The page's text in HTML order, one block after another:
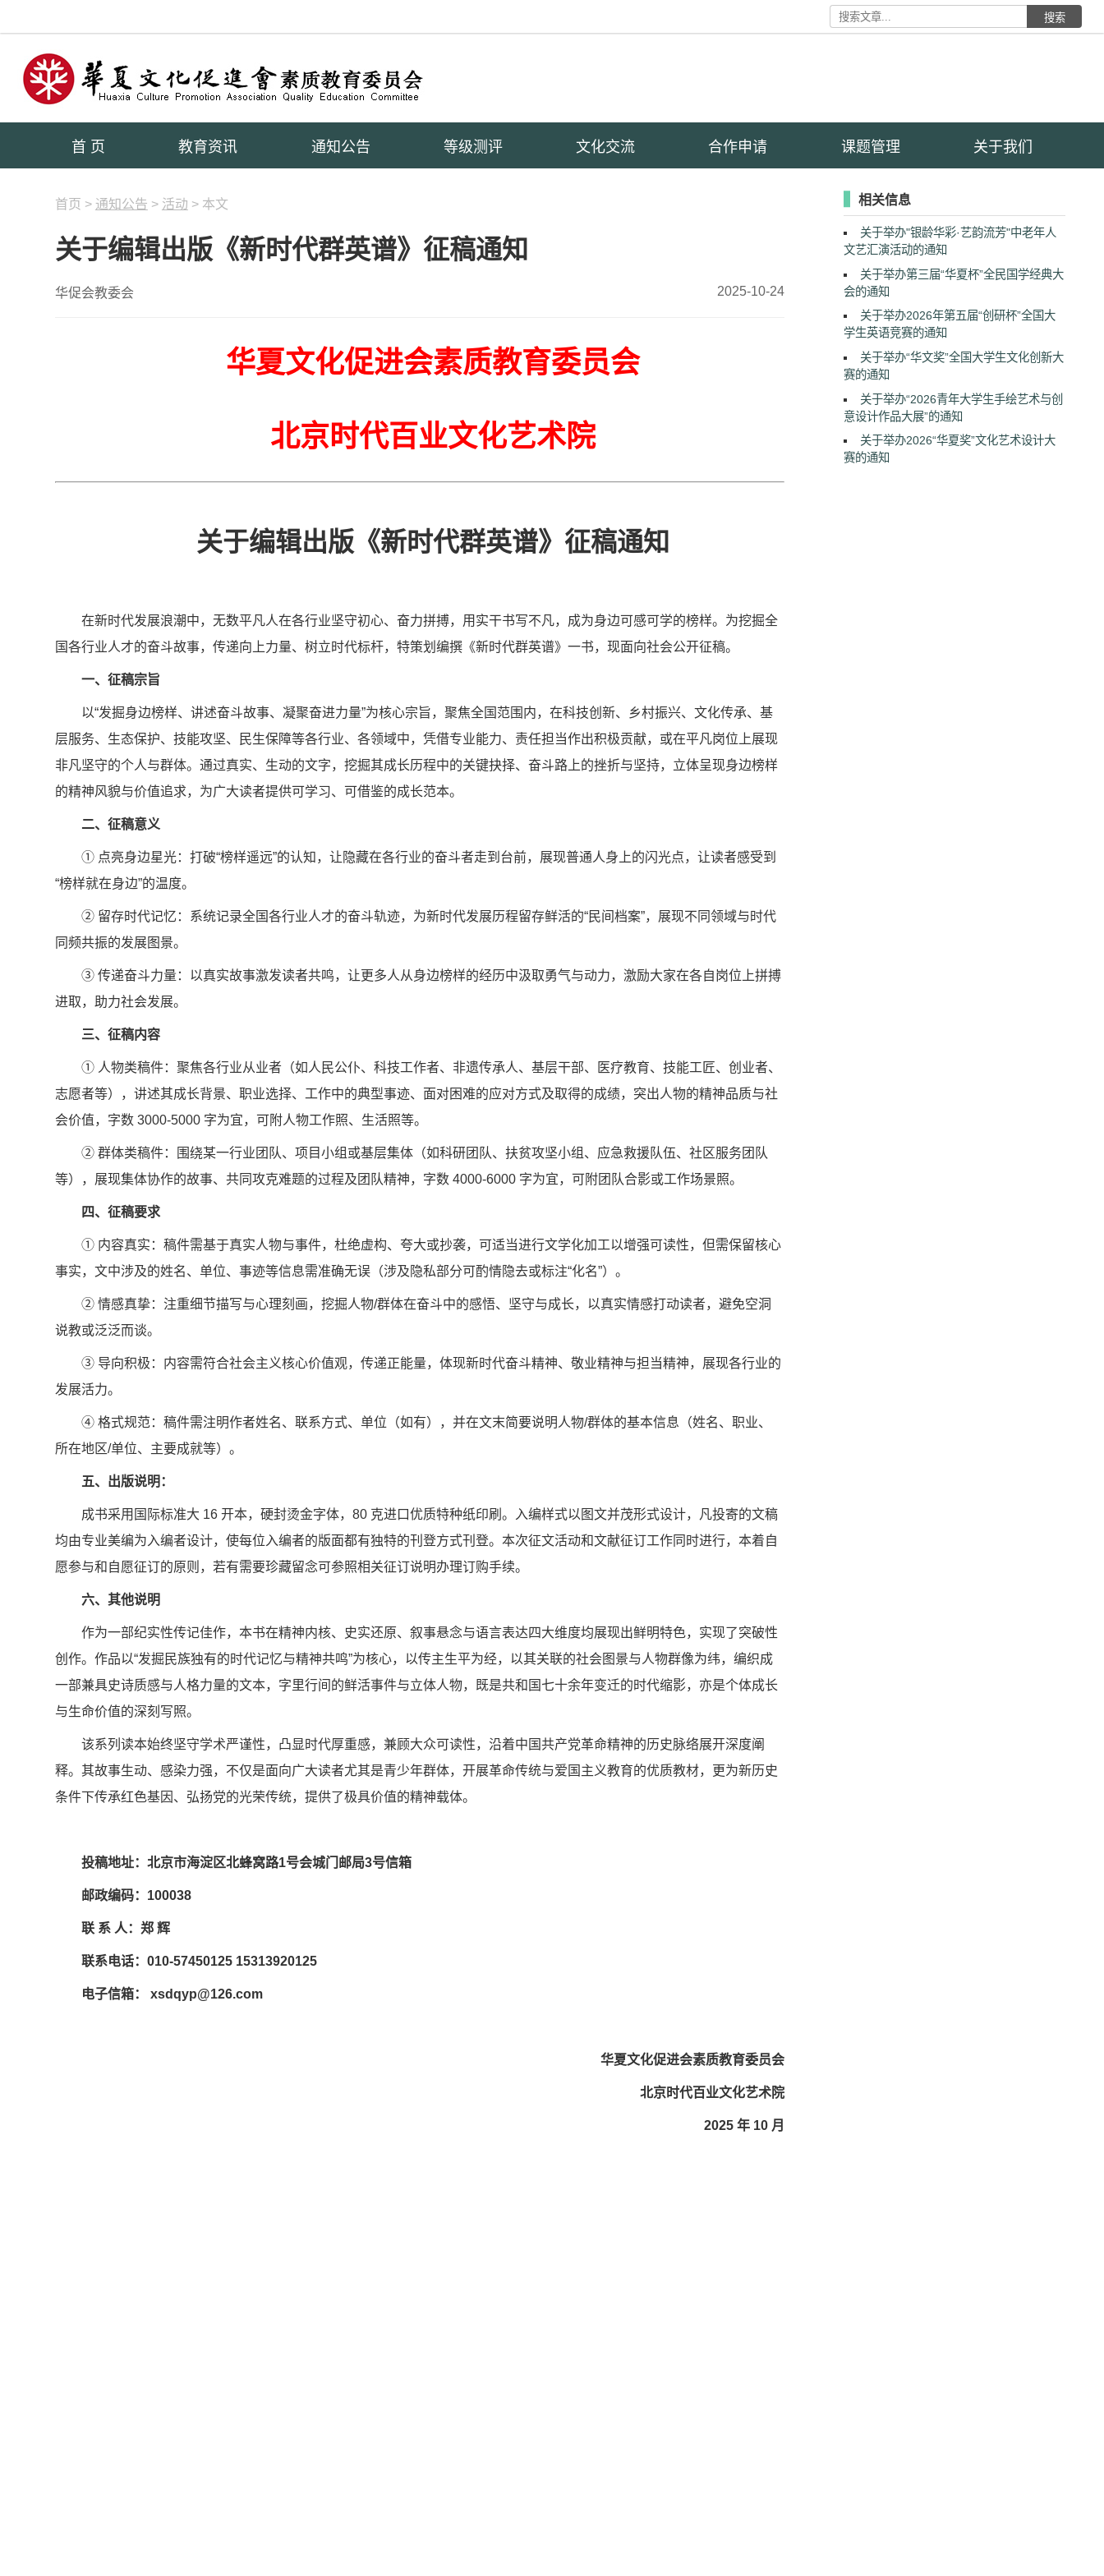
搜索
首 页 教育资讯 通知公告 等级测评 文化交流 合作申请 课题管理 关于我们
首页 > 通知公告 > 活动 > 本文
关于编辑出版《新时代群英谱》征稿通知
华促会教委会 2025-10-24
华夏文化促进会素质教育委员会
北京时代百业文化艺术院
关于编辑出版《新时代群英谱》征稿通知
在新时代发展浪潮中，无数平凡人在各行业坚守初心、奋力拼搏，用实干书写不凡，成为身边可感可学的榜样。为挖掘全
国各行业人才的奋斗故事，传递向上力量、树立时代标杆，特策划编撰《新时代群英谱》一书，现面向社会公开征稿。
一、征稿宗旨
以“发掘身边榜样、讲述奋斗故事、凝聚奋进力量”为核心宗旨，聚焦全国范围内，在科技创新、乡村振兴、文化传承、基
层服务、生态保护、技能攻坚、民生保障等各行业、各领域中，凭借专业能力、责任担当作出积极贡献，或在平凡岗位上展现
非凡坚守的个人与群体。通过真实、生动的文字，挖掘其成长历程中的关键抉择、奋斗路上的挫折与坚持，立体呈现身边榜样
的精神风貌与价值追求，为广大读者提供可学习、可借鉴的成长范本。
二、征稿意义
① 点亮身边星光：打破“榜样遥远”的认知，让隐藏在各行业的奋斗者走到台前，展现普通人身上的闪光点，让读者感受到
“榜样就在身边”的温度。
② 留存时代记忆：系统记录全国各行业人才的奋斗轨迹，为新时代发展历程留存鲜活的“民间档案”，展现不同领域与时代
同频共振的发展图景。
③ 传递奋斗力量：以真实故事激发读者共鸣，让更多人从身边榜样的经历中汲取勇气与动力，激励大家在各自岗位上拼搏
进取，助力社会发展。
三、征稿内容
① 人物类稿件：聚焦各行业从业者（如人民公仆、科技工作者、非遗传承人、基层干部、医疗教育、技能工匠、创业者、
志愿者等），讲述其成长背景、职业选择、工作中的典型事迹、面对困难的应对方式及取得的成绩，突出人物的精神品质与社
会价值，字数 3000-5000 字为宜，可附人物工作照、生活照等。
② 群体类稿件：围绕某一行业团队、项目小组或基层集体（如科研团队、扶贫攻坚小组、应急救援队伍、社区服务团队
等），展现集体协作的故事、共同攻克难题的过程及团队精神，字数 4000-6000 字为宜，可附团队合影或工作场景照。
四、征稿要求
① 内容真实：稿件需基于真实人物与事件，杜绝虚构、夸大或抄袭，可适当进行文学化加工以增强可读性，但需保留核心
事实，文中涉及的姓名、单位、事迹等信息需准确无误（涉及隐私部分可酌情隐去或标注“化名”）。
② 情感真挚：注重细节描写与心理刻画，挖掘人物/群体在奋斗中的感悟、坚守与成长，以真实情感打动读者，避免空洞
说教或泛泛而谈。
③ 导向积极：内容需符合社会主义核心价值观，传递正能量，体现新时代奋斗精神、敬业精神与担当精神，展现各行业的
发展活力。
④ 格式规范：稿件需注明作者姓名、联系方式、单位（如有），并在文末简要说明人物/群体的基本信息（姓名、职业、
所在地区/单位、主要成就等）。
五、出版说明：
成书采用国际标准大 16 开本，硬封烫金字体，80 克进口优质特种纸印刷。入编样式以图文并茂形式设计，凡投寄的文稿
均由专业美编为入编者设计，使每位入编者的版面都有独特的刊登方式刊登。本次征文活动和文献征订工作同时进行，本着自
愿参与和自愿征订的原则，若有需要珍藏留念可参照相关征订说明办理订购手续。
六、其他说明
作为一部纪实性传记佳作，本书在精神内核、史实还原、叙事悬念与语言表达四大维度均展现出鲜明特色，实现了突破性
创作。作品以“发掘民族独有的时代记忆与精神共鸣”为核心，以传主生平为经，以其关联的社会图景与人物群像为纬，编织成
一部兼具史诗质感与人格力量的文本，字里行间的鲜活事件与立体人物，既是共和国七十余年变迁的时代缩影，亦是个体成长
与生命价值的深刻写照。
该系列读本始终坚守学术严谨性，凸显时代厚重感，兼顾大众可读性，沿着中国共产党革命精神的历史脉络展开深度阐
释。其故事生动、感染力强，不仅是面向广大读者尤其是青少年群体，开展革命传统与爱国主义教育的优质教材，更为新历史
条件下传承红色基因、弘扬党的光荣传统，提供了极具价值的精神载体。
投稿地址：北京市海淀区北蜂窝路1号会城门邮局3号信箱
邮政编码：100038
联 系 人：郑 辉
联系电话：010-57450125 15313920125
电子信箱： xsdqyp@126.com
华夏文化促进会素质教育委员会
北京时代百业文化艺术院
2025 年 10 月
相关信息
关于举办"银龄华彩·艺韵流芳"中老年人
文艺汇演活动的通知
关于举办第三届“华夏杯”全民国学经典大
会的通知
关于举办2026年第五届“创研杯”全国大
学生英语竞赛的通知
关于举办“华文奖”全国大学生文化创新大
赛的通知
关于举办“2026青年大学生手绘艺术与创
意设计作品大展”的通知
关于举办2026“华夏奖”文化艺术设计大
赛的通知